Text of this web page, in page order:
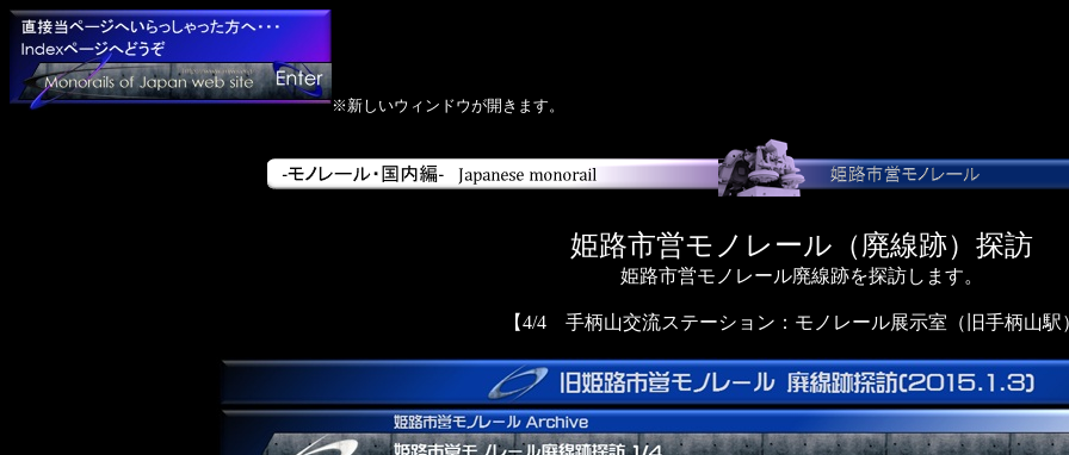
※新しいウィンドウが開きます。
姫路市営モノレール（廃線跡）探訪
姫路市営モノレール廃線跡を探訪します。
【4/4 手柄山交流ステーション：モノレール展示室（旧手柄山駅